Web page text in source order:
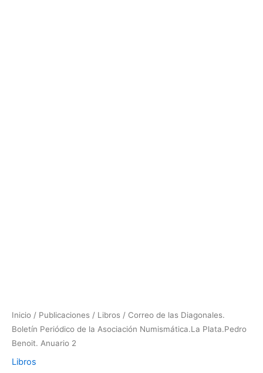
Inicio / Publicaciones / Libros / Correo de las Diagonales.
Boletín Periódico de la Asociación Numismática.La Plata.Pedro
Benoit. Anuario 2
Libros